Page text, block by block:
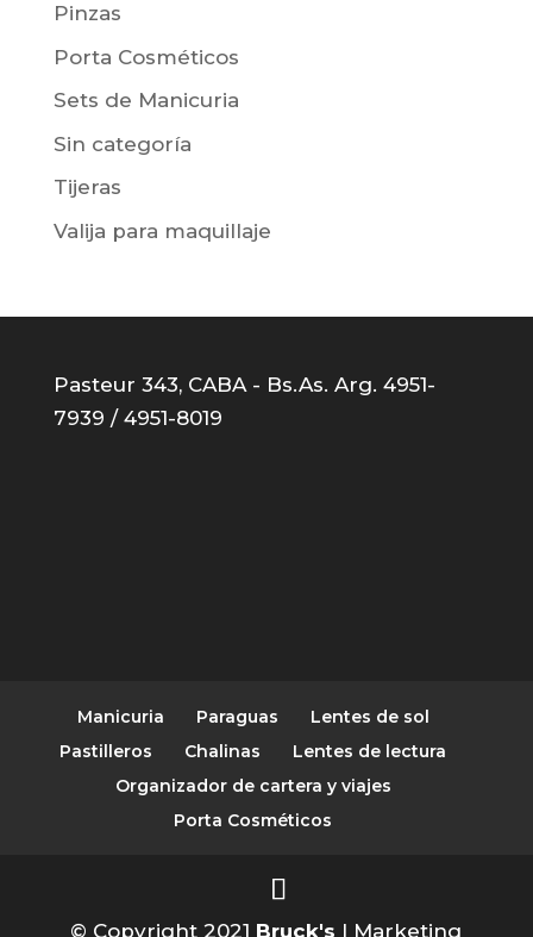
Pinzas
Porta Cosméticos
Sets de Manicuria
Sin categoría
Tijeras
Valija para maquillaje
Pasteur 343, CABA - Bs.As. Arg. 4951-
7939 / 4951-8019
Manicuria Paraguas
Lentes de sol
Pastilleros
Chalinas
Lentes de lectura
Organizador de cartera y viajes
Porta Cosméticos
© Copyright 2021 Bruck's | Marketing